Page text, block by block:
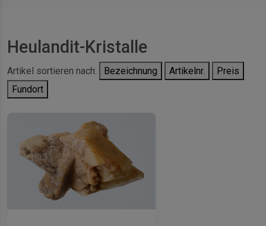
Heulandit-Kristalle
Artikel sortieren nach: Bezeichnung Artikelnr.
Preis
Fundort